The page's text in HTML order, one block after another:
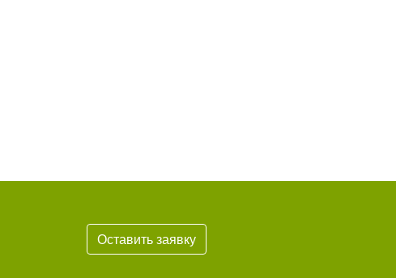
Оставить заявку